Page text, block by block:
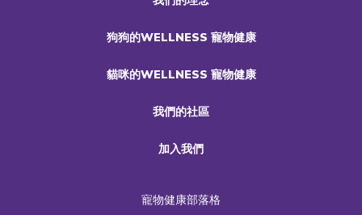
狗狗的WELLNESS 寵物健康
貓咪的WELLNESS 寵物健康
我們的社區
加入我們
寵物健康部落格